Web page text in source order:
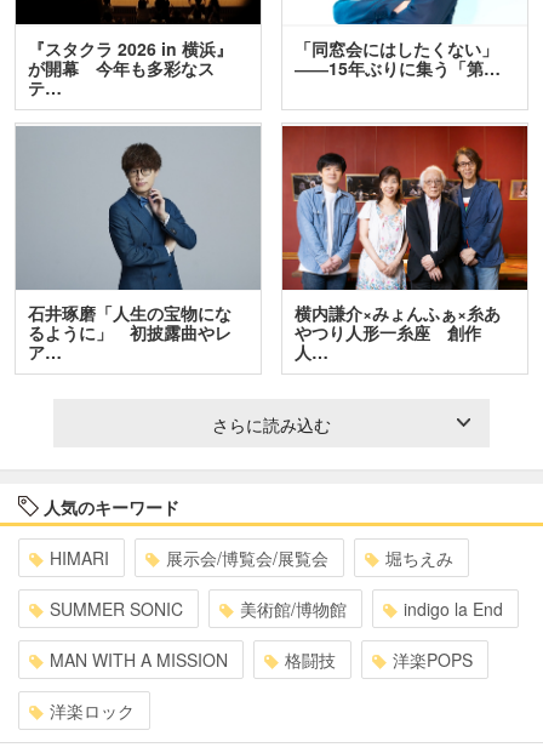
『スタクラ 2026 in 横浜』
が開幕 今年も多彩なス
テ…
「同窓会にはしたくない」
――15年ぶりに集う「第…
石井琢磨「人生の宝物にな
るように」 初披露曲やレ
ア…
横内謙介×みょんふぁ×糸あ
やつり人形一糸座 創作
人…
さらに読み込む
人気のキーワード
HIMARI 展示会/博覧会/展覧会 堀ちえみ
SUMMER SONIC 美術館/博物館 indigo la End
MAN WITH A MISSION 格闘技 洋楽POPS
洋楽ロック